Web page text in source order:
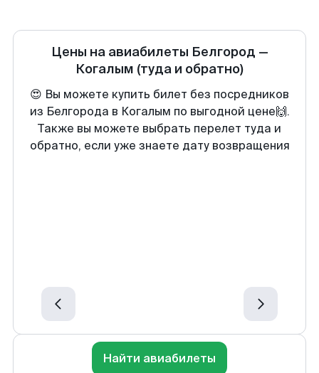
Цены на авиабилеты Белгород —
Когалым (туда и обратно)
😍 Вы можете купить билет без посредников
из Белгорода в Когалым по выгодной цене🙌.
Также вы можете выбрать перелет туда и
обратно, если уже знаете дату возвращения
Найти авиабилеты